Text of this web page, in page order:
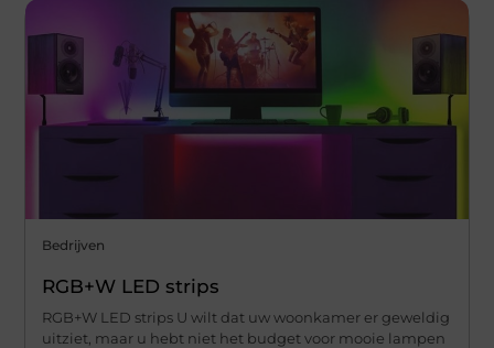
Bedrijven
RGB+W LED strips
RGB+W LED strips U wilt dat uw woonkamer er geweldig
uitziet, maar u hebt niet het budget voor mooie lampen